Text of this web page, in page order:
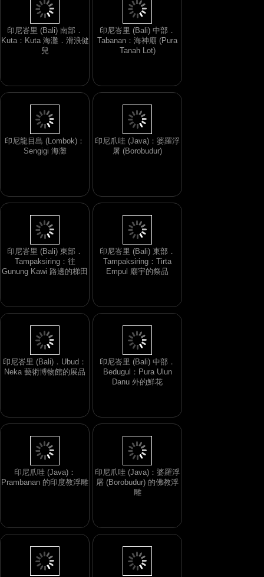
印尼峇里 (Bali) 南部．
Kuta：Kuta 海灘．滑浪健
兒
印尼峇里 (Bali) 中部．
Tabanan：海神廟 (Pura
Tanah Lot)
印尼龍目島 (Lombok)：
Sengigi 海灘
印尼爪哇 (Java)：婆羅浮
屠 (Borobudur)
印尼峇里 (Bali) 東部．
Tampaksiring：往
Gunung Kawi 路邊的梯田
印尼峇里 (Bali) 東部．
Tampaksiring：Tirta
Empul 廟宇的祭品
印尼峇里 (Bali)．Ubud：
Neka 藝術博物館的展品
印尼峇里 (Bali) 中部．
Bedugul：Pura Ulun
Danu 外的鮮花
印尼爪哇 (Java)：
Prambanan 的印度教浮雕
印尼爪哇 (Java)：婆羅浮
屠 (Borobudur) 的佛教浮
雕